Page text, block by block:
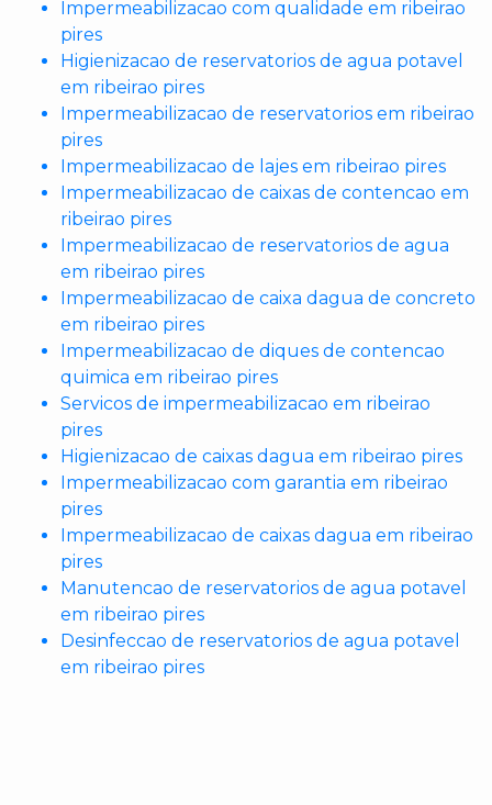
Impermeabilizacao com qualidade em ribeirao
pires
Higienizacao de reservatorios de agua potavel
em ribeirao pires
Impermeabilizacao de reservatorios em ribeirao
pires
Impermeabilizacao de lajes em ribeirao pires
Impermeabilizacao de caixas de contencao em
ribeirao pires
Impermeabilizacao de reservatorios de agua
em ribeirao pires
Impermeabilizacao de caixa dagua de concreto
em ribeirao pires
Impermeabilizacao de diques de contencao
quimica em ribeirao pires
Servicos de impermeabilizacao em ribeirao
pires
Higienizacao de caixas dagua em ribeirao pires
Impermeabilizacao com garantia em ribeirao
pires
Impermeabilizacao de caixas dagua em ribeirao
pires
Manutencao de reservatorios de agua potavel
em ribeirao pires
Desinfeccao de reservatorios de agua potavel
em ribeirao pires